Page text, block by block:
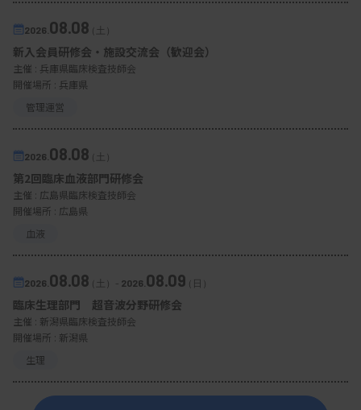
2026. 08.08（土）
新入会員研修会・施設交流会（歓迎会）
主催 : 兵庫県臨床検査技師会
開催場所 : 兵庫県
管理運営
2026. 08.08（土）
第2回臨床血液部門研修会
主催 : 広島県臨床検査技師会
開催場所 : 広島県
血液
2026. 08.08（土） - 2026. 08.09（日）
臨床生理部門 超音波分野研修会
主催 : 新潟県臨床検査技師会
開催場所 : 新潟県
生理